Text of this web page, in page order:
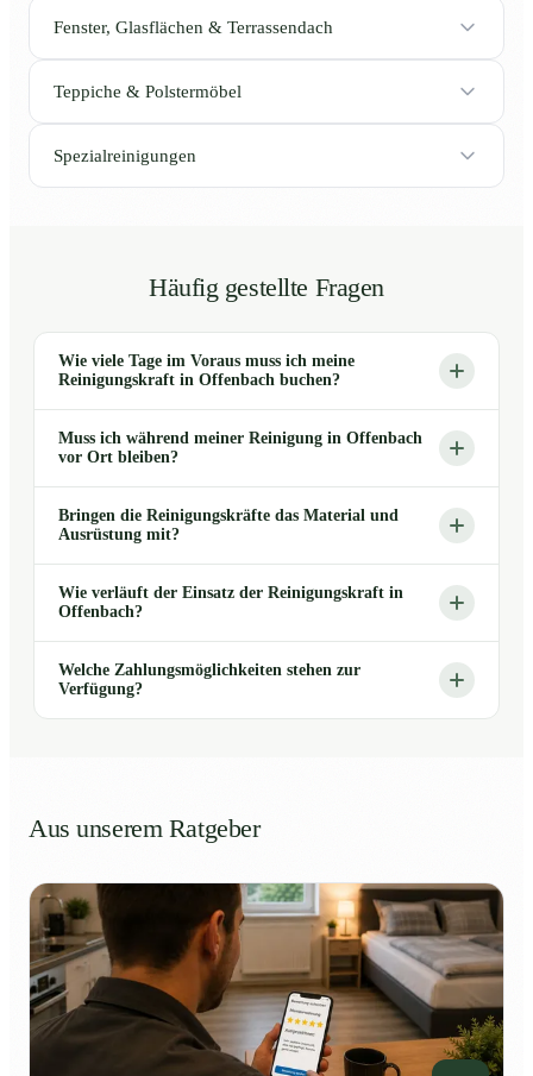
Fenster, Glasflächen & Terrassendach
Teppiche & Polstermöbel
Spezialreinigungen
Häufig gestellte Fragen
Wie viele Tage im Voraus muss ich meine
Reinigungskraft in Offenbach buchen?
Muss ich während meiner Reinigung in Offenbach
vor Ort bleiben?
Bringen die Reinigungskräfte das Material und
Ausrüstung mit?
Wie verläuft der Einsatz der Reinigungskraft in
Offenbach?
Welche Zahlungsmöglichkeiten stehen zur
Verfügung?
Aus unserem Ratgeber